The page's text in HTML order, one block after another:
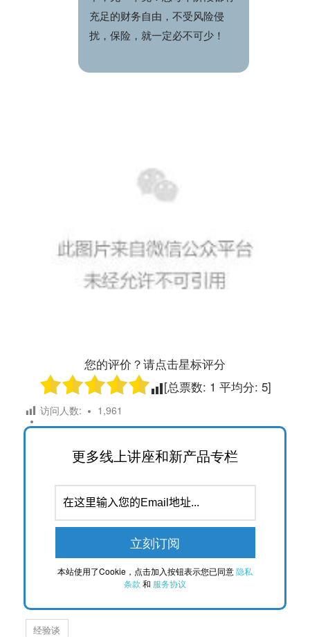
充足的财务自由，不受风险侵
扰，保险，就一定必不可少！
您的评价？请点击星标评分
[总票数: 1 平均分: 5]
访问人数: 1,961
更多线上讲座和新产品专栏
本站使用了Cookie，点击加入按钮表示您已同意隐私
条款 和 服务协议
经验谈